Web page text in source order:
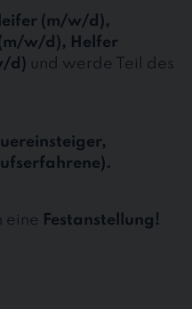
(m/w/d),
w/d), Helfer
d) und werde Teil des
eine Festanstellung!